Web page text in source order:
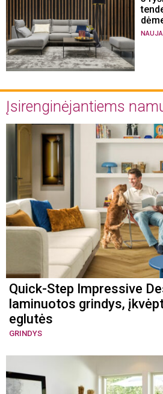
Įsirenginėjantiems
Quick-Step Impressive
laminuotos grindys,
eglutės
GRINDYS